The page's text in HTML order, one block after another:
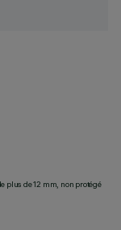
plus de 12 mm, non protégé